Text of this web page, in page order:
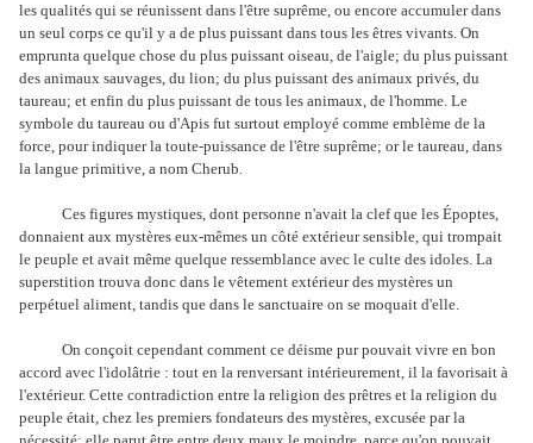
les qualités qui se réunissent dans l'être suprême, ou encore accumuler dans
un seul corps ce qu'il y a de plus puissant dans tous les êtres vivants. On
emprunta quelque chose du plus puissant oiseau, de l'aigle; du plus puissant
des animaux sauvages, du lion; du plus puissant des animaux privés, du
taureau; et enfin du plus puissant de tous les animaux, de l'homme. Le
symbole du taureau ou d'Apis fut surtout employé comme emblème de la
force, pour indiquer la toute-puissance de l'être suprême; or le taureau, dans
la langue primitive, a nom Cherub.
Ces figures mystiques, dont personne n'avait la clef que les Époptes,
donnaient aux mystères eux-mêmes un côté extérieur sensible, qui trompait
le peuple et avait même quelque ressemblance avec le culte des idoles. La
superstition trouva donc dans le vêtement extérieur des mystères un
perpétuel aliment, tandis que dans le sanctuaire on se moquait d'elle.
On conçoit cependant comment ce déisme pur pouvait vivre en bon
accord avec l'idolâtrie : tout en la renversant intérieurement, il la favorisait à
l'extérieur. Cette contradiction entre la religion des prêtres et la religion du
peuple était, chez les premiers fondateurs des mystères, excusée par la